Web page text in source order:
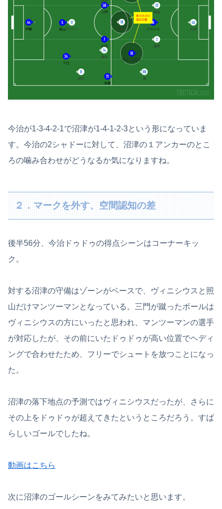
今治が1-3-4-2-1で沼津が1-4-1-2-3という形になっていま
す。今治の2シャドーに対して、沼津の１アンカーのとこ
ろの噛み合わせがどうなるか気になりますね。
２．マークを外す、空間認知の差
後半56分、今治ドゥドゥの得点シーンはコーナーキッ
ク。
対する沼津の守備はゾーンがベースで、ヴィニシウスと照
山だけマンツーマンとなっている。三門が蹴ったボールは
ヴィニシウスの方にいったと思われ、マンツーマンの選手
が対応したが、その前にいたドゥドゥが高い位置でヘディ
ングで合わせたため、フリーでシュートを放つことになっ
た。
沼津の落下地点の予測ではヴィニシウスだったが、さらに
その上をドゥドゥが超えてきたというところだろう。すば
らしいゴールでしたね。
動画はこちら
次に沼津のゴールシーンをみてみたいと思います。